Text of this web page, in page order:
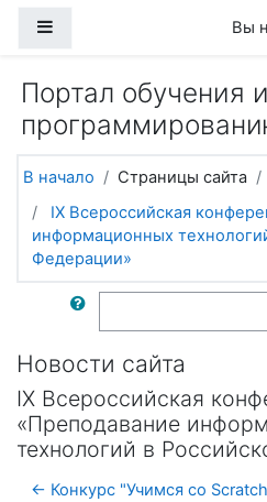
Вы
Портал обучения
В начало Страницы сайта
IX Всероссийская
информационных
Федерации»
Поиск по форумам
Новости сайта
IX Всероссийская
«Преподавание
технологий в
← Конкурс "Учимся со